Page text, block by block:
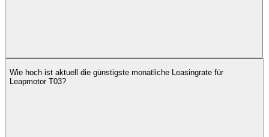
Wie hoch ist aktuell die günstigste monatliche Leasingrate für
Leapmotor T03?